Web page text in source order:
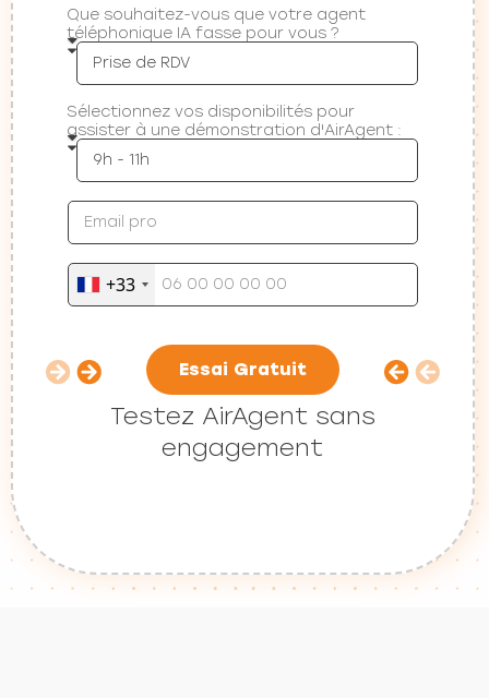
Que souhaitez-vous que votre agent
téléphonique IA fasse pour vous ?
Sélectionnez vos disponibilités pour
assister à une démonstration d'AirAgent :
+33
Essai Gratuit
Testez AirAgent sans
engagement